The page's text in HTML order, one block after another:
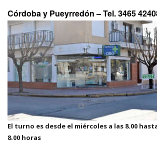
Córdoba y Pueyrredón –Tel. 3465
El turno es desde el miércoles a las 8.00
8.00 horas